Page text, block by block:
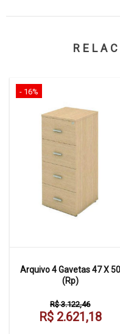
- 16%
Arquivo 4 Gavetas 47 X 50
(Rp)
R$ 3.122,46
R$ 2.621,18